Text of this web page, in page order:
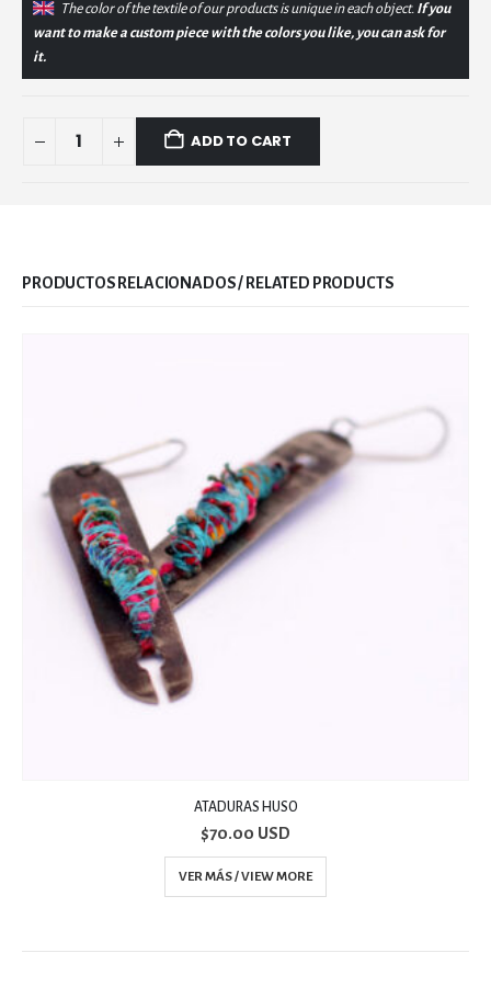
The color of the textile of our products is unique in each object. If you
want to make a custom piece with the colors you like, you can ask for
it.
ADD TO CART
RELATED PRODUCTS
FAROLITOS
$70.00 USD
VER MÁS / VIEW MORE